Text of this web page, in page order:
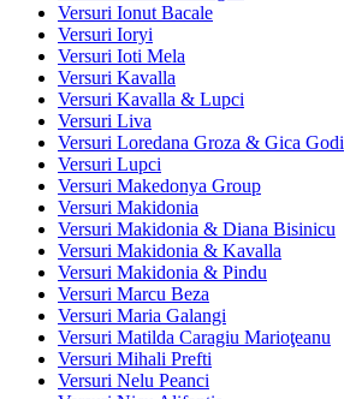
Versuri Ionut Bacale
Versuri Ioryi
Versuri Ioti Mela
Versuri Kavalla
Versuri Kavalla & Lupci
Versuri Liva
Versuri Loredana Groza & Gica Godi
Versuri Lupci
Versuri Makedonya Group
Versuri Makidonia
Versuri Makidonia & Diana Bisinicu
Versuri Makidonia & Kavalla
Versuri Makidonia & Pindu
Versuri Marcu Beza
Versuri Maria Galangi
Versuri Matilda Caragiu Marioţeanu
Versuri Mihali Prefti
Versuri Nelu Peanci